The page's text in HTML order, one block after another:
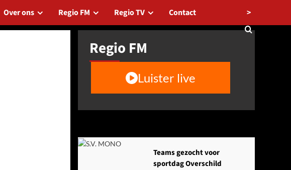
Over ons Regio FM Regio TV Contact >
Regio FM
Luister live
Agenda
Teams gezocht voor
sportdag Overschild